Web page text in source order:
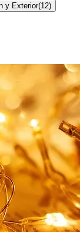
y Exterior(12)